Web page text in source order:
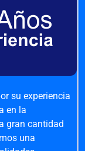
su experiencia
en la
gran cantidad
una